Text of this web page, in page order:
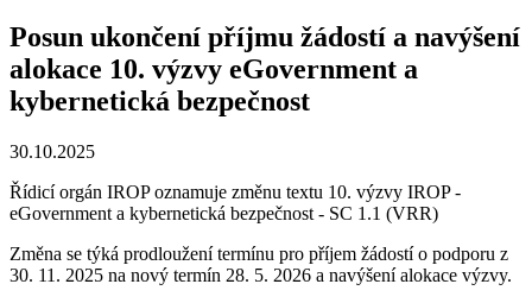
Posun ukončení příjmu žádostí a navýšení
alokace 10. výzvy eGovernment a
kybernetická bezpečnost
30.10.2025
Řídicí orgán IROP oznamuje změnu textu 10. výzvy IROP -
eGovernment a kybernetická bezpečnost - SC 1.1 (VRR)
Změna se týká prodloužení termínu pro příjem žádostí o podporu z
30. 11. 2025 na nový termín 28. 5. 2026 a navýšení alokace výzvy.